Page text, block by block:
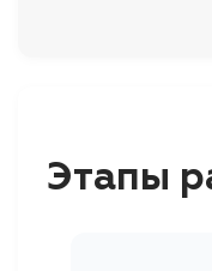
Этапы